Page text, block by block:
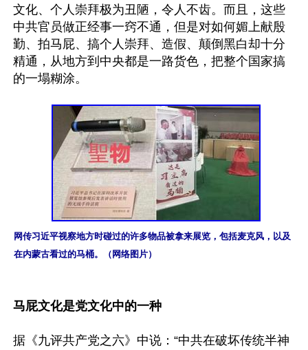
文化、个人崇拜极为丑陋，令人不齿。而且，这些
中共官员做正经事一窍不通，但是对如何媚上献殷
勤、拍马屁、搞个人崇拜、造假、颠倒黑白却十分
精通，从地方到中央都是一路货色，把整个国家搞
的一塌糊涂。
网传习近平视察地方时碰过的许多物品被拿来展览，包括麦克风，以及
在内蒙古看过的马桶。（网络图片）
马屁文化是党文化中的一种
据《九评共产党之六》中说：“中共在破坏传统半神